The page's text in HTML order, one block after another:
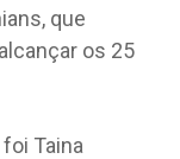
que
os 25
Taina